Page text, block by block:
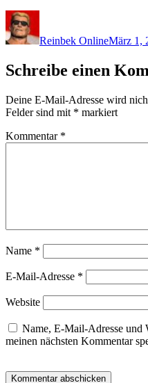
Reinbek OnlineMärz 1,
Schreibe einen
Deine E-Mail-Adresse wird
Felder sind mit * markiert
Kommentar *
Name *
E-Mail-Adresse *
Website
Name, E-Mail-Adresse und
meinen nächsten Kommentar